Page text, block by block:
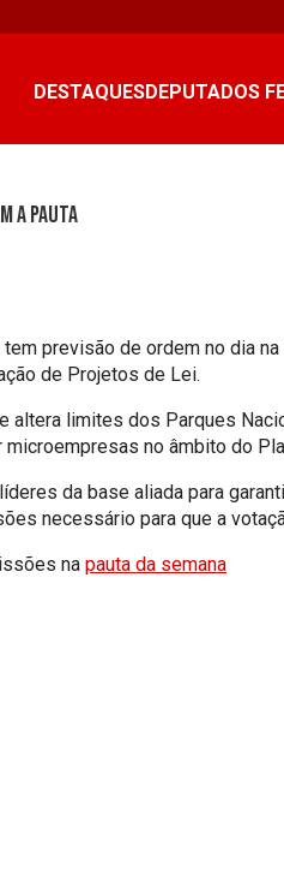
DESTAQUESDEPUTADOS
a pauta
previsão de ordem no dia
de Projetos de Lei.
altera limites dos Parques
no âmbito do
da base aliada para
necessário para que a
na pauta da semana